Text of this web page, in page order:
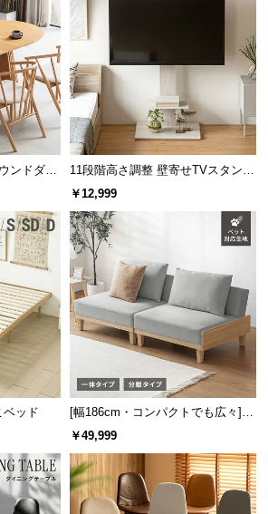
ンドダイ
然木突
11段階高さ調整 壁寄せTVスタンド
キャスター付き 上下左右角度調節
￥12,999
ベッド
[幅186cm・コンパクトでも広々] 3
人掛けソファベッド リクライニン
￥49,999